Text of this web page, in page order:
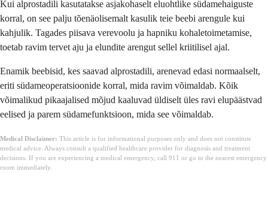
Kui alprostadili kasutatakse asjakohaselt eluohtlike südamehaiguste
korral, on see palju tõenäolisemalt kasulik teie beebi arengule kui
kahjulik. Tagades piisava verevoolu ja hapniku kohaletoimetamise,
toetab ravim tervet aju ja elundite arengut sellel kriitilisel ajal.
Enamik beebisid, kes saavad alprostadili, arenevad edasi normaalselt,
eriti südameoperatsioonide korral, mida ravim võimaldab. Kõik
võimalikud pikaajalised mõjud kaaluvad üldiselt üles ravi elupäästvad
eelised ja parem südamefunktsioon, mida see võimaldab.
Medical Disclaimer: This article is for informational purposes only and does not constitute
medical advice. Always consult a qualified healthcare provider for diagnosis and treatment
decisions. If you are experiencing a medical emergency, call 911 or go to the nearest emergency
room immediately.